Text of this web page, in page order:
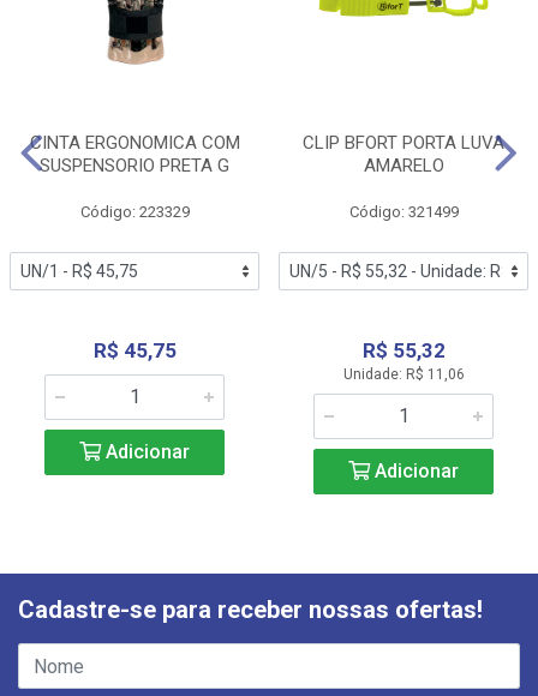
CINTA ERGONOMICA COM
SUSPENSORIO PRETA G
Código: 223329
R$ 45,75
Adicionar
CLIP BFORT PORTA LUVA
AMARELO
Código: 321499
R$ 55,32
Unidade: R$ 11,06
Adicionar
Cadastre-se para receber nossas ofertas!